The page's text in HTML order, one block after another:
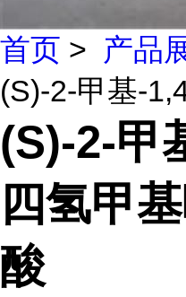
首页 > 产品
(S)-2-甲基-
(S)-2-甲
四氢甲
酸